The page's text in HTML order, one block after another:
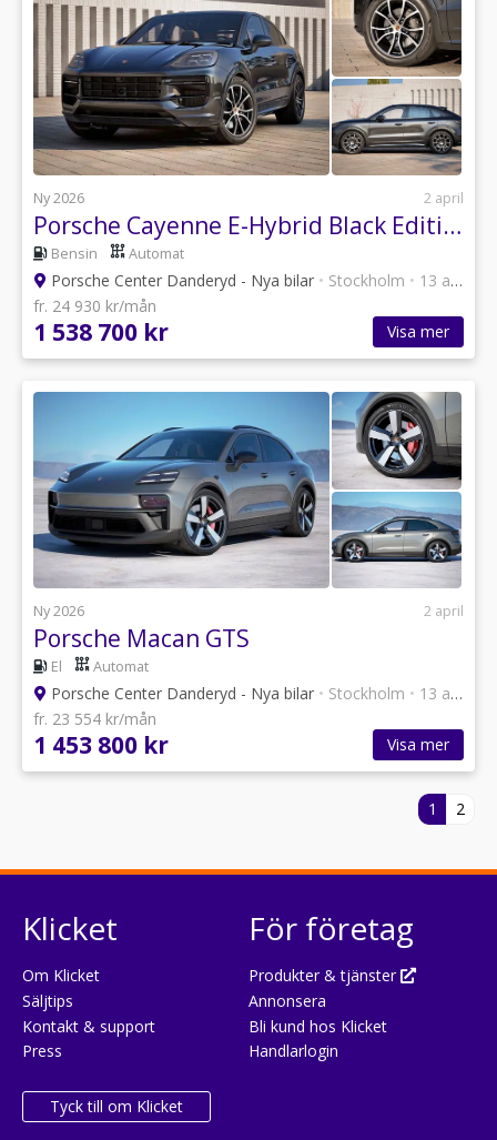
Ny 2026 2 april
Porsche Cayenne E-Hybrid Black Edition
Bensin Automat
Porsche Center Danderyd - Nya bilar • Stockholm • 13 annonser
fr. 24 930 kr/mån
1 538 700 kr Visa mer
Ny 2026 2 april
Porsche Macan GTS
El Automat
Porsche Center Danderyd - Nya bilar • Stockholm • 13 annonser
fr. 23 554 kr/mån
1 453 800 kr Visa mer
1 2
Klicket
Om Klicket
Säljtips
Kontakt & support
Press
Tyck till om Klicket
För företag
Produkter & tjänster
Annonsera
Bli kund hos Klicket
Handlarlogin